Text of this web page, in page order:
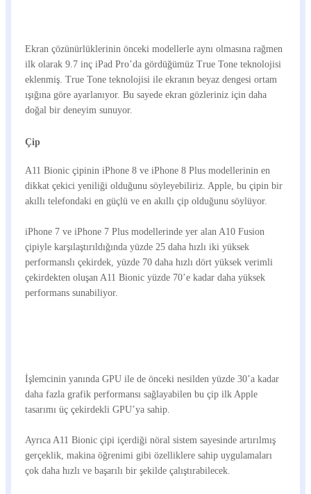
Ekran çözünürlüklerinin önceki modellerle aynı olmasına rağmen
ilk olarak 9.7 inç iPad Pro’da gördüğümüz True Tone teknolojisi
eklenmiş. True Tone teknolojisi ile ekranın beyaz dengesi ortam
ışığına göre ayarlanıyor. Bu sayede ekran gözleriniz için daha
doğal bir deneyim sunuyor.
Çip
A11 Bionic çipinin iPhone 8 ve iPhone 8 Plus modellerinin en
dikkat çekici yeniliği olduğunu söyleyebiliriz. Apple, bu çipin bir
akıllı telefondaki en güçlü ve en akıllı çip olduğunu söylüyor.
iPhone 7 ve iPhone 7 Plus modellerinde yer alan A10 Fusion
çipiyle karşılaştırıldığında yüzde 25 daha hızlı iki yüksek
performanslı çekirdek, yüzde 70 daha hızlı dört yüksek verimli
çekirdekten oluşan A11 Bionic yüzde 70’e kadar daha yüksek
performans sunabiliyor.
İşlemcinin yanında GPU ile de önceki nesilden yüzde 30’a kadar
daha fazla grafik performansı sağlayabilen bu çip ilk Apple
tasarımı üç çekirdekli GPU’ya sahip.
Ayrıca A11 Bionic çipi içerdiği nöral sistem sayesinde artırılmış
gerçeklik, makina öğrenimi gibi özelliklere sahip uygulamaları
çok daha hızlı ve başarılı bir şekilde çalıştırabilecek.